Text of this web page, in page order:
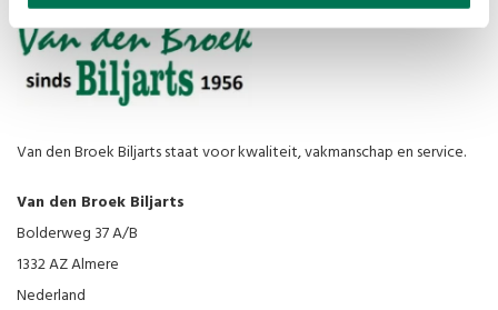
Van den Broek Biljarts staat voor kwaliteit, vakmanschap en service.
Van den Broek Biljarts
Bolderweg 37 A/B
1332 AZ Almere
Nederland